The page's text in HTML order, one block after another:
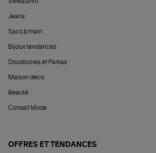
Jeans
Sacs à main
Bijoux tendances
Doudounes et Parkas
Maison déco
Beauté
Conseil Mode
OFFRES ET TENDANCES